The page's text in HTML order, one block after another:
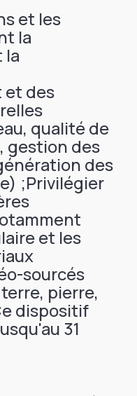
et les
la
la
et des
qualité de
gestion des
des
;Privilégier
et les
sourcés
pierre,
dispositif
31